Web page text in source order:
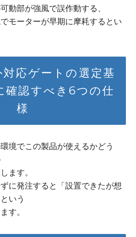
動部が強風で誤作動する、
モーターが早期に摩耗するとい
応ゲートの選定基
認すべき6つの仕
様
境でこの製品が使えるかどう
ます。
に発注すると「設置できたが想
いう
す。